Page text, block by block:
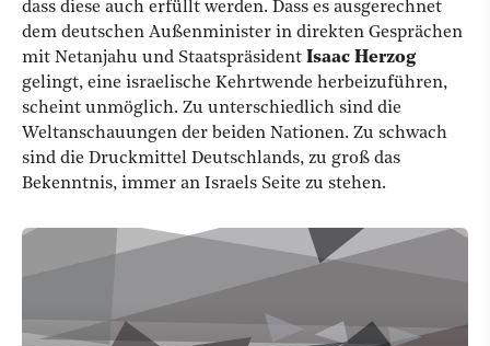
dass diese auch erfüllt werden. Dass es ausgerechnet
dem deutschen Außenminister in direkten Gesprächen
mit Netanjahu und Staatspräsident Isaac Herzog
gelingt, eine israelische Kehrtwende herbeizuführen,
scheint unmöglich. Zu unterschiedlich sind die
Weltanschauungen der beiden Nationen. Zu schwach
sind die Druckmittel Deutschlands, zu groß das
Bekenntnis, immer an Israels Seite zu stehen.